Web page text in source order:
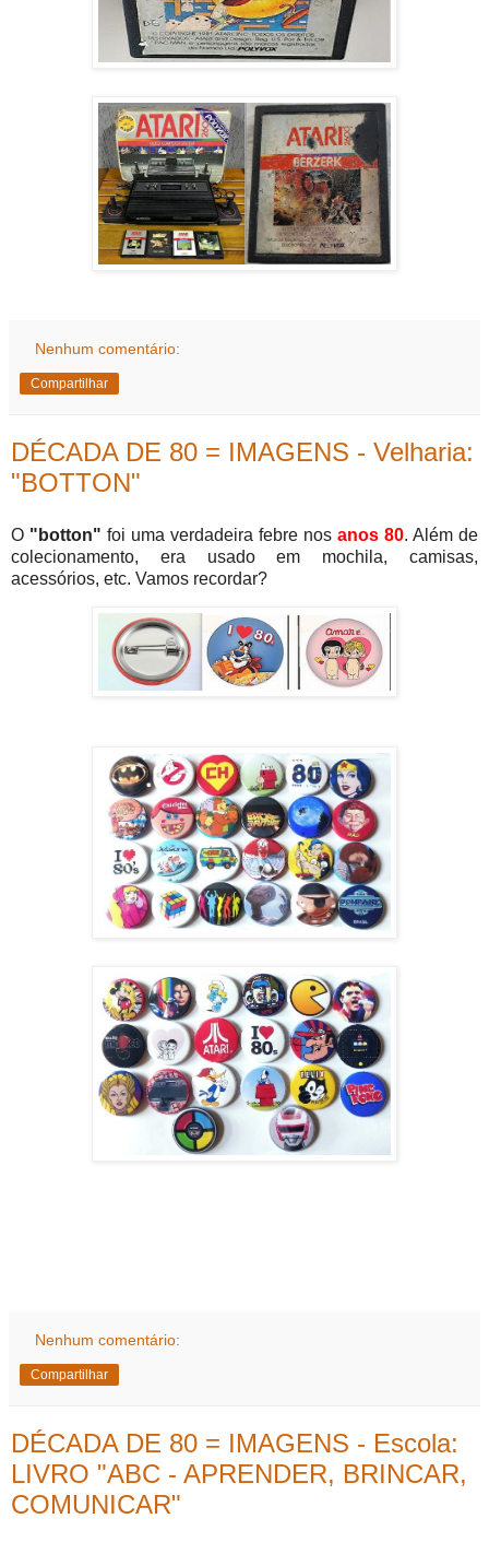
Nenhum comentário:
Compartilhar
DÉCADA DE 80 = IMAGENS - Velharia:
"BOTTON"
O "botton" foi uma verdadeira febre nos anos 80. Além de
colecionamento, era usado em mochila, camisas,
acessórios, etc. Vamos recordar?
Nenhum comentário:
Compartilhar
DÉCADA DE 80 = IMAGENS - Escola:
LIVRO "ABC - APRENDER, BRINCAR,
COMUNICAR"